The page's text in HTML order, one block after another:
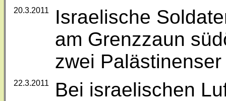
20.3.2011
Israelische
am Grenzzaun
zwei
22.3.2011
Bei israelischen